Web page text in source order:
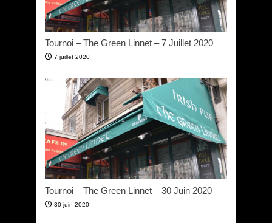
Tournoi – The Green Linnet – 7 Juillet 2020
7 juillet 2020
Tournoi – The Green Linnet – 30 Juin 2020
30 juin 2020